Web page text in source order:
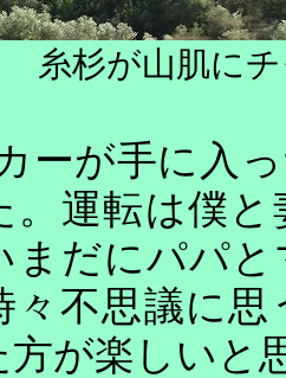
糸杉が山肌に
ーが手に入
。運転は僕
まだにパパ
々不思議に
方が楽しいと